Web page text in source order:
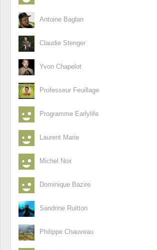
Antoine Baglan
Claudie Stenger
Yvon Chapelot
Professeur Feuillage
Programme Earlylife
Laurent Marie
Michel Nox
Dominique Bazire
Sandrine Ruitton
Philippe Chauveau